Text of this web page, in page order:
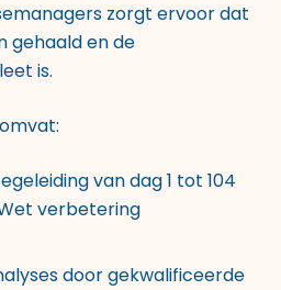
zorgt ervoor dat
gehaald en de
is.
van dag 1 tot 104
verbetering
door gekwalificeerde